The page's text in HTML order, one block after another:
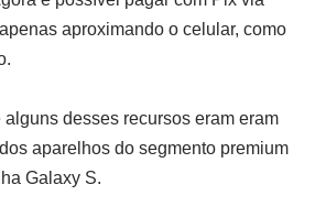
apenas aproximando o celular, como
desses recursos eram eram
aparelhos do segmento premium
Galaxy S.